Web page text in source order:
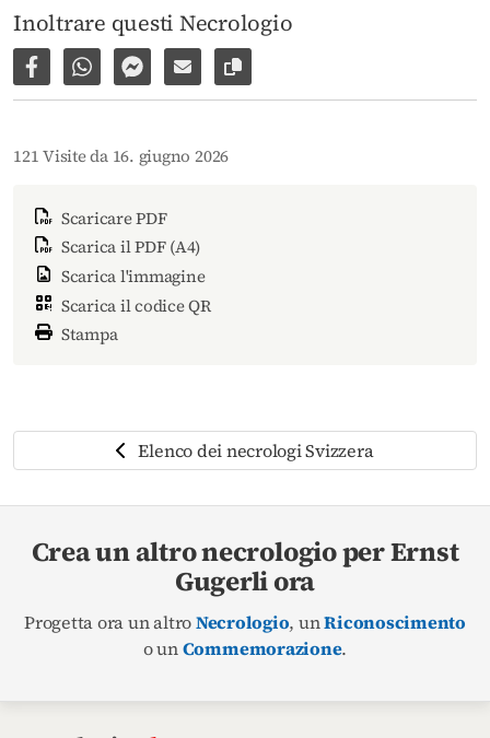
Inoltrare questi Necrologio
Condividi su Facebook
Condividi su WhatsApp
Inviare per Facebook Messenger
Inviare per email
Copia il link alla pagina
121 Visite da 16. giugno 2026
Scaricare PDF
Scarica il PDF (A4)
Scarica l'immagine
Scarica il codice QR
Stampa
Elenco dei necrologi Svizzera
Crea un altro necrologio per Ernst
Gugerli ora
Progetta ora un altroNecrologio, unRiconoscimento
o unCommemorazione.